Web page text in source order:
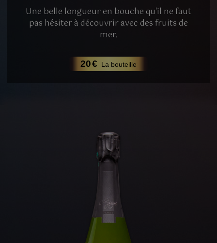
Une belle longueur en bouche qu'il ne faut
pas hésiter à découvrir avec des fruits de
mer.
20€ La bouteille